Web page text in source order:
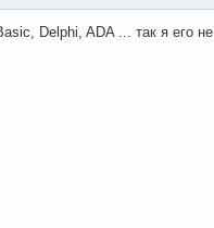
Delphi, ADA ... так я его не